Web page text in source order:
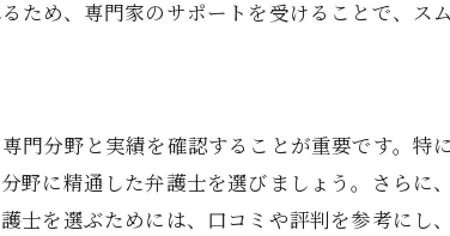
がもたらす経済的安心
活用法兵庫県西宮市で効果的な弁護士探し
談のメリットを最大限に活かす
談で確認すべきポイント
ため、専門家のサポートを受けることで、ス
門分野と実績を確認することが重要です。
野に精通した弁護士を選びましょう。さらに
士を選ぶためには、口コミや評判を参考にし